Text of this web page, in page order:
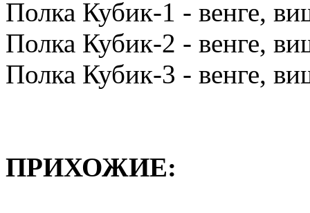
Полка Кубик-1 - венге,
Полка Кубик-2 - венге,
Полка Кубик-3 - венге,
ПРИХОЖИЕ: